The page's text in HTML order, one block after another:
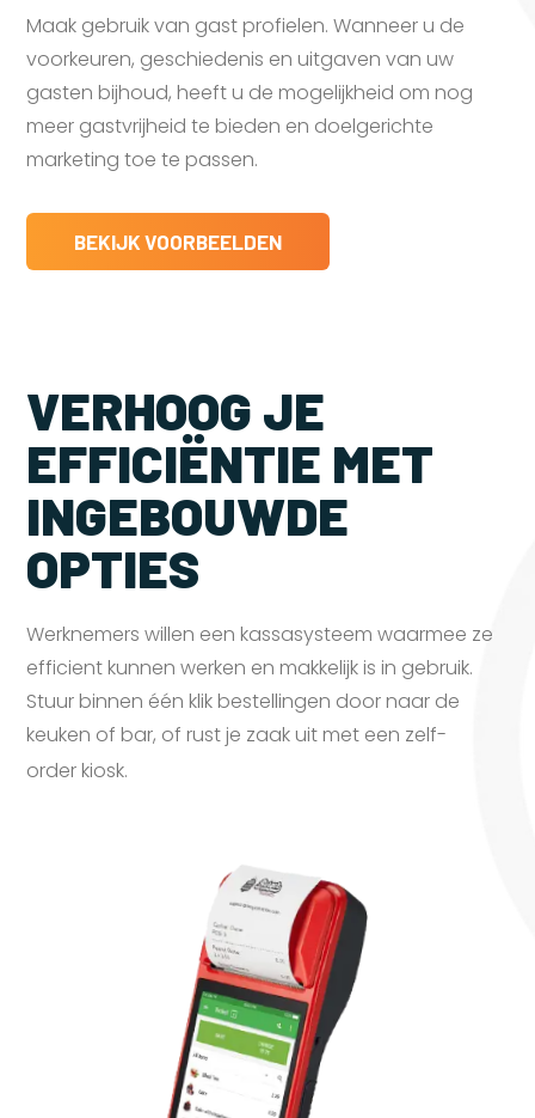
Maak gebruik van gast profielen. Wanneer u de
voorkeuren, geschiedenis en uitgaven van uw
gasten bijhoud, heeft u de mogelijkheid om nog
meer gastvrijheid te bieden en doelgerichte
marketing toe te passen.
BEKIJK VOORBEELDEN
VERHOOG JE
EFFICIËNTIE MET
INGEBOUWDE
OPTIES
Werknemers willen een kassasysteem waarmee ze
efficient kunnen werken en makkelijk is in gebruik.
Stuur binnen één klik bestellingen door naar de
keuken of bar, of rust je zaak uit met een zelf-
order kiosk.